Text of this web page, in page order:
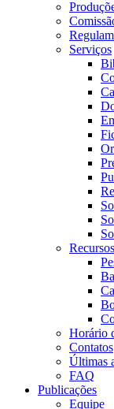
Serviços
Horário
Contatos
Últimas
FAQ
Publicações
Equipe